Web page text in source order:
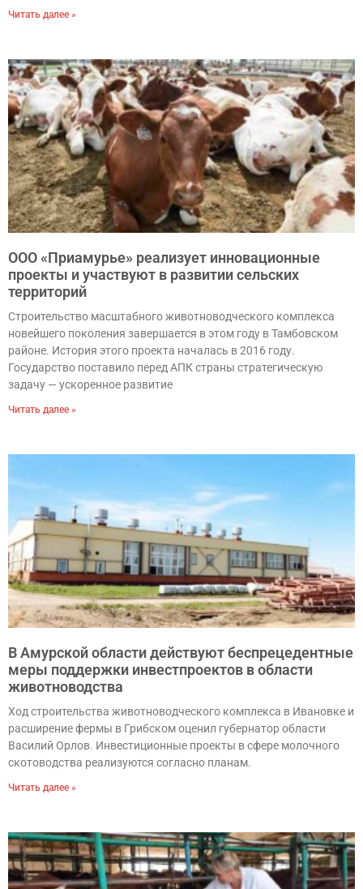
Читать далее »
ООО «Приамурье» реализует инновационные
проекты и участвуют в развитии сельских
территорий
Строительство масштабного животноводческого комплекса
новейшего поколения завершается в этом году в Тамбовском
районе. История этого проекта началась в 2016 году.
Государство поставило перед АПК страны стратегическую
задачу — ускоренное развитие
Читать далее »
В Амурской области действуют беспрецедентные
меры поддержки инвестпроектов в области
животноводства
Ход строительства животноводческого комплекса в Ивановке и
расширение фермы в Грибском оценил губернатор области
Василий Орлов. Инвестиционные проекты в сфере молочного
скотоводства реализуются согласно планам.
Читать далее »